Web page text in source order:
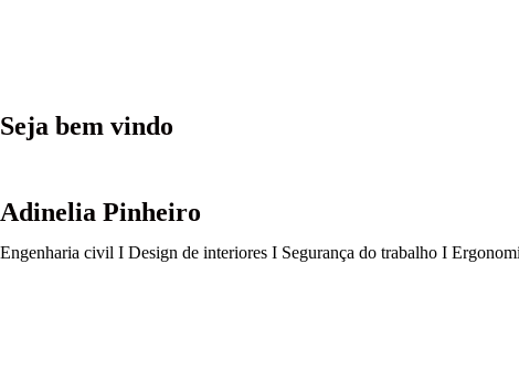
Seja bem vindo
Adinelia Pinheiro
Engenharia civil I Design de interiores I Segurança do trabalho I